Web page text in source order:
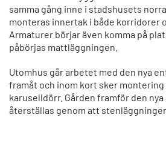
samma gång inne i stadshusets
monteras innertak i både korridorer
Armaturer börjar även komma på
påbörjas mattläggningen.
Utomhus går arbetet med den nya
framåt och inom kort sker
karuselldörr. Gården framför den
återställas genom att